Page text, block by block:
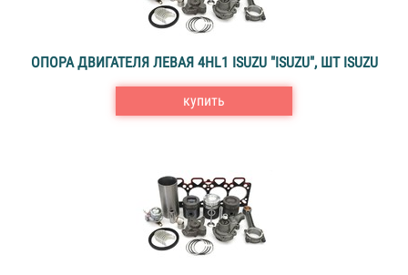
ОПОРА ДВИГАТЕЛЯ ЛЕВАЯ 4HL1 ISUZU "ISUZU", ШТ ISUZU
купить